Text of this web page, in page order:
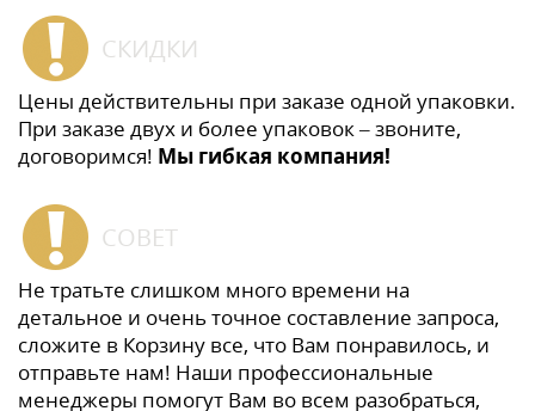
СКИДКИ
Цены действительны при заказе одной упаковки.
При заказе двух и более упаковок – звоните,
договоримся! Мы гибкая компания!
СОВЕТ
Не тратьте слишком много времени на
детальное и очень точное составление запроса,
сложите в Корзину все, что Вам понравилось, и
отправьте нам! Наши профессиональные
менеджеры помогут Вам во всем разобраться,